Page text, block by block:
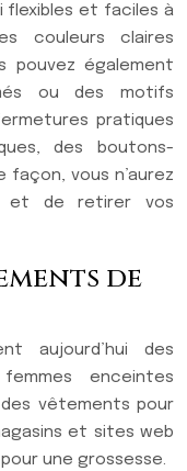
flexibles et faciles à
couleurs claires
pouvez également
ou des motifs
pratiques
des boutons-
vous n’aurez
et de retirer vos
de
aujourd’hui des
enceintes
vêtements pour
et sites web
une grossesse.